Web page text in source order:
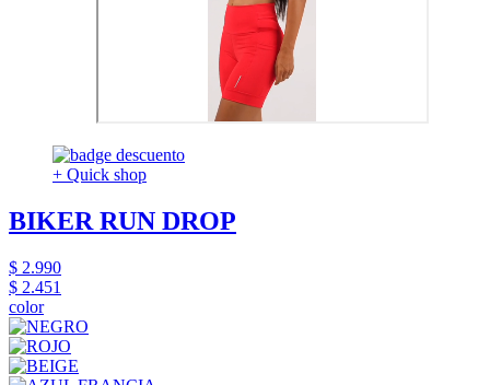
+ Quick shop
BIKER RUN DROP
$ 2.990
$ 2.451
color